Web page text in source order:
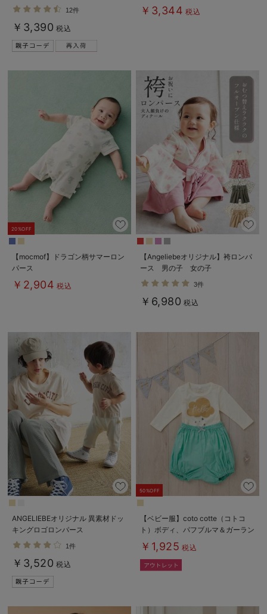
ル） ロンパース
12件
￥3,390 税込
￥3,344 税込
20%OFF
【mocmof】ドラゴン柄サマーロン
パース
￥2,904 税込
【Angeliebeオリジナル】袴ロンパ
ース 男の子 女の子
3件
￥6,980 税込
ANGELIEBEオリジナル 異素材ドッ
キングロゴロンパース
1件
￥3,520 税込
50%OFF
【ベビー服】coto cotte（コトコ
ト）ボディ、パフブルマ＆ガーラン
ド3点セット
￥1,925 税込